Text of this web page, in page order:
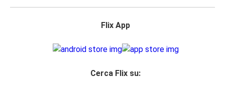
Flix App
Cerca Flix su: